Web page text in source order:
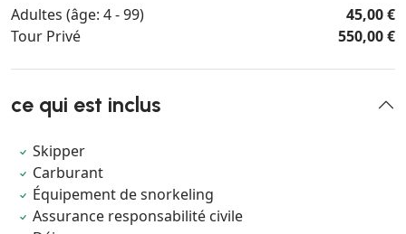
Adultes (âge: 4 - 99)
45,00 €
Tour Privé
550,00 €
ce qui est inclus
Skipper
Carburant
Équipement de snorkeling
Assurance responsabilité civile